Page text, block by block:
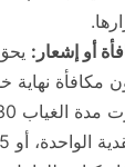
أو إشعار:
مكافأة نهاية